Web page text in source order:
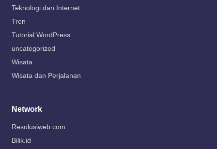
Teknologi dan Internet
Tren
Tutorial WordPress
uncategorized
Wisata
Wisata dan Perjalanan
Network
Resolusiweb.com
Bilik.id